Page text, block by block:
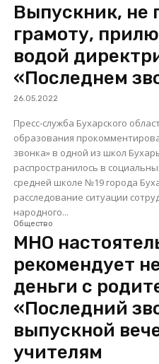
Выпускник, не
грамоту,
водой
«Последнем
26.05.2022
Пресс-служба Бухарского
образования
звонка» в одной из школ
распространилось в социальных сетях. По факту
средней школе №19 города
расследование ситуации
народного...
Общество
МНО
рекомендует
деньги с
«Последний
выпускной
учителям